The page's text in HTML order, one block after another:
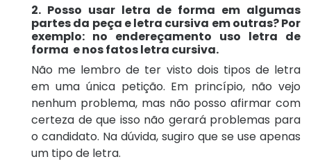
2. Posso usar letra de forma em algumas
partes da peça e letra cursiva em outras? Por
exemplo: no endereçamento uso letra de
forma e nos fatos letra cursiva.
Não me lembro de ter visto dois tipos de letra
em uma única petição. Em princípio, não vejo
nenhum problema, mas não posso afirmar com
certeza de que isso não gerará problemas para
o candidato. Na dúvida, sugiro que se use apenas
um tipo de letra.